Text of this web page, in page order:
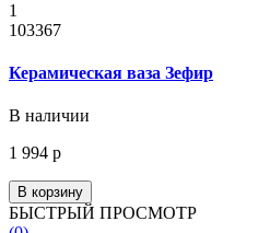
1
103367
Керамическая ваза Зефир
В наличии
1 994 р
В корзину
БЫСТРЫЙ ПРОСМОТР